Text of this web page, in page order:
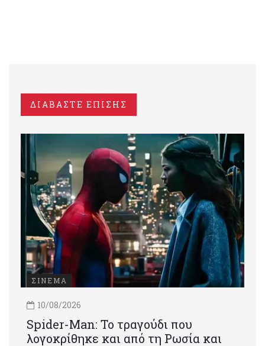
ΔΙΑΒΑΣΤΕ ΕΠΙΣΗΣ
ΣΙΝΕΜΑ
10/08/2026
Spider-Man: Το τραγούδι που
λογοκρίθηκε και από τη Ρωσία και